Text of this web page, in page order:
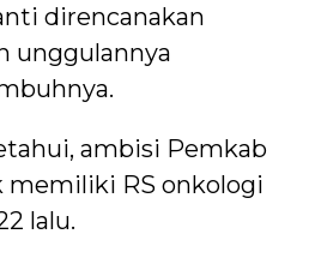
direncanakan
unggulannya
ambisi Pemkab
memiliki RS onkologi
lalu.